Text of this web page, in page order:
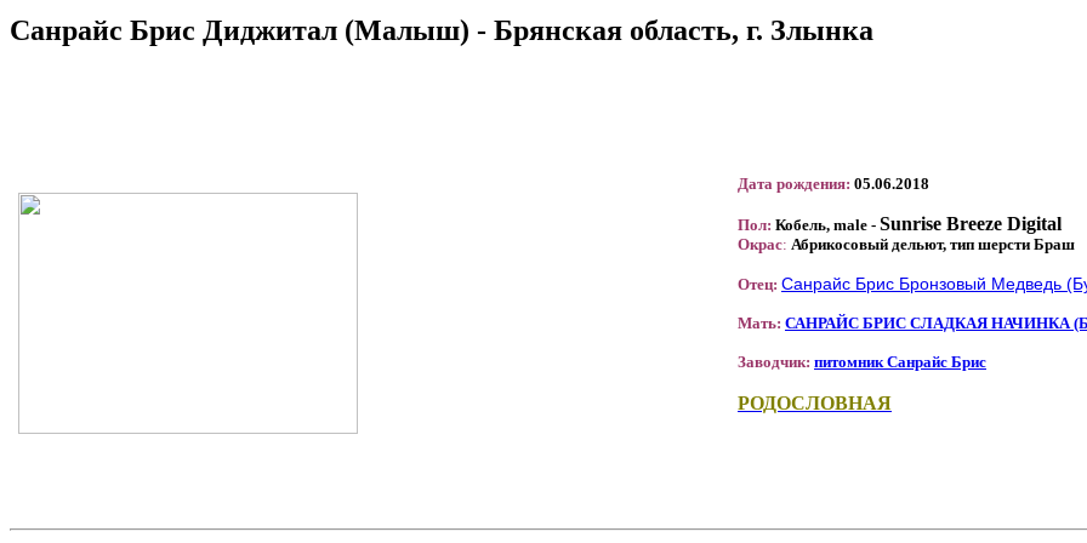
Санрайс Брис Диджитал (Малыш) - Брянская область, г. Злынка
Дата рождения: 05.06.2018
Пол: Кобель, male - Sunrise Breeze Digital
Окрас: Абрикосовый дельют, тип шерсти Браш
Отец: Санрайс Брис Бронзовый Медведь
Мать: САНРАЙС БРИС СЛАДКАЯ НАЧИНКА
Заводчик: питомник Санрайс Брис
РОДОСЛОВНАЯ